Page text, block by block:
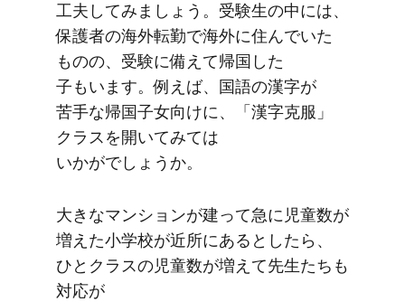
工夫してみましょう。​受験生の​中には、​
保護者の​海外転勤で​海外に​住んでいた​
ものの、​受験に​備えて​帰国した​
子もいます。​例えば、​国語の​漢字が​
苦手な​帰国子女向けに、​「漢字克服」​
クラスを​開いてみては​
いかがでしょうか。
大きな​マンションが​建って​急に​児童数が​
増えた​小学校が​近所に​あるとしたら、​
ひと​クラスの​児童数が​増えて​先生たちも​
対応が​